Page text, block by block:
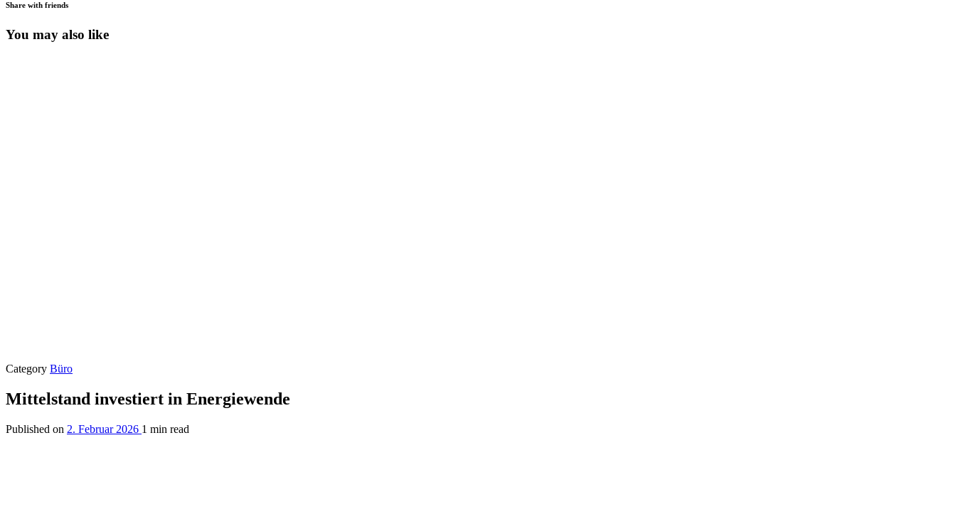
Share with friends
You may also like
Category Büro
Mittelstand investiert in Energiewende
Published on 2. Februar 2026 1 min read